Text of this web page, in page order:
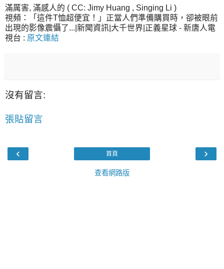
滿厲害, 滿感人的 ( CC: Jimy Huang , Singing Li )
視頻：「這件T恤超便宜！」正當人們準備購買時，卻被眼前
出現的影像震懾了...|新聞資訊|大千世界|正義星球 - 新唐人電
視台 : 原文連結
沒有留言:
張貼留言
‹ ›
首頁
查看網路版